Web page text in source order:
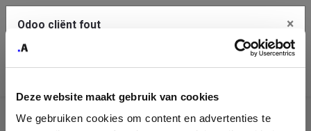
Deze website maakt gebruik van cookies
We gebruiken cookies om content en advertenties te
Odoo cliënt fout ×
klembord